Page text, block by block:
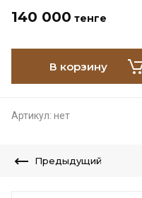
140 000 тенге
В корзину
Артикул: нет
Предыдущий